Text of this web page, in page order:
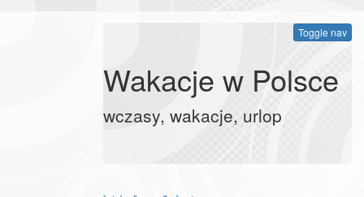
Toggle nav
Wakacje w Polsce
wczasy, wakacje, urlop